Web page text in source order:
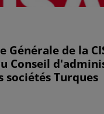
Générale de la
Conseil
sociétés Turques